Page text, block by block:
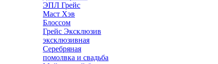
ЭПЛ Грейс
Маст Хэв
Блоссом
Грейс Эксклюзив
эксклюзивная
Серебряная
помолвка и свадьба